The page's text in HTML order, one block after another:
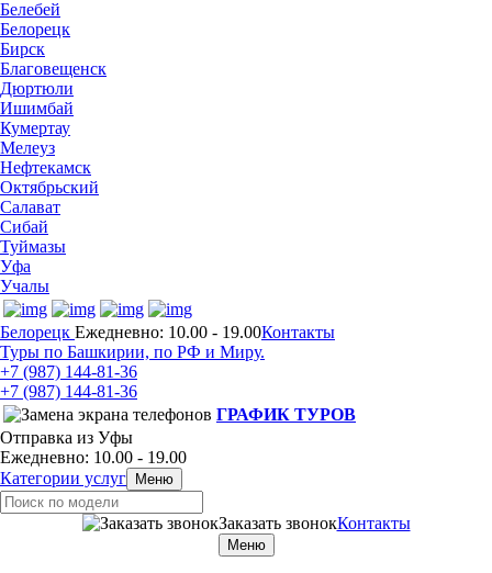
Белебей
Белорецк
Бирск
Благовещенск
Дюртюли
Ишимбай
Кумертау
Мелеуз
Нефтекамск
Октябрьский
Салават
Сибай
Туймазы
Уфа
Учалы
Белорецк Ежедневно: 10.00 - 19.00Контакты
Туры по Башкирии, по РФ и Миру.
+7 (987) 144-81-36
+7 (987) 144-81-36
ГРАФИК ТУРОВ
Отправка из Уфы
Ежедневно: 10.00 - 19.00
Категории услуг
Меню
Заказать звонокКонтакты
Меню